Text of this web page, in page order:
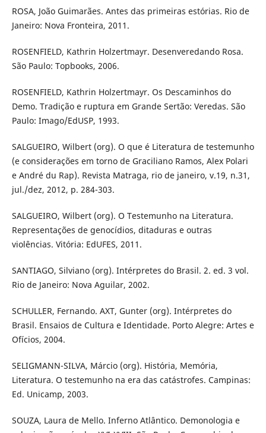
ROSA, João Guimarães. Antes das primeiras estórias. Rio de
Janeiro: Nova Fronteira, 2011.
ROSENFIELD, Kathrin Holzertmayr. Desenveredando Rosa.
São Paulo: Topbooks, 2006.
ROSENFIELD, Kathrin Holzertmayr. Os Descaminhos do
Demo. Tradição e ruptura em Grande Sertão: Veredas. São
Paulo: Imago/EdUSP, 1993.
SALGUEIRO, Wilbert (org). O que é Literatura de testemunho
(e considerações em torno de Graciliano Ramos, Alex Polari
e André du Rap). Revista Matraga, rio de janeiro, v.19, n.31,
jul./dez, 2012, p. 284-303.
SALGUEIRO, Wilbert (org). O Testemunho na Literatura.
Representações de genocídios, ditaduras e outras
violências. Vitória: EdUFES, 2011.
SANTIAGO, Silviano (org). Intérpretes do Brasil. 2. ed. 3 vol.
Rio de Janeiro: Nova Aguilar, 2002.
SCHULLER, Fernando. AXT, Gunter (org). Intérpretes do
Brasil. Ensaios de Cultura e Identidade. Porto Alegre: Artes e
Ofícios, 2004.
SELIGMANN-SILVA, Márcio (org). História, Memória,
Literatura. O testemunho na era das catástrofes. Campinas:
Ed. Unicamp, 2003.
SOUZA, Laura de Mello. Inferno Atlântico. Demonologia e